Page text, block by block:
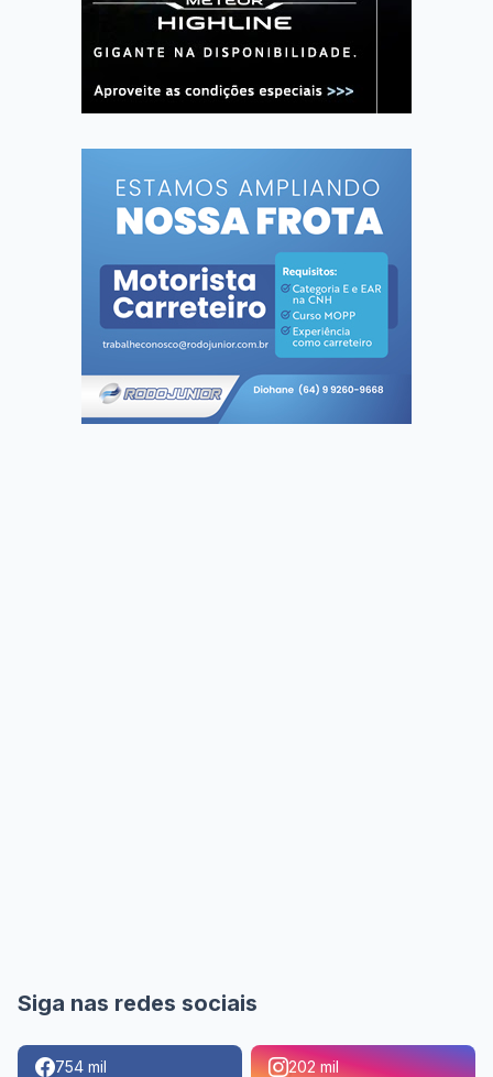
Siga nas redes sociais
754 mil 202 mil